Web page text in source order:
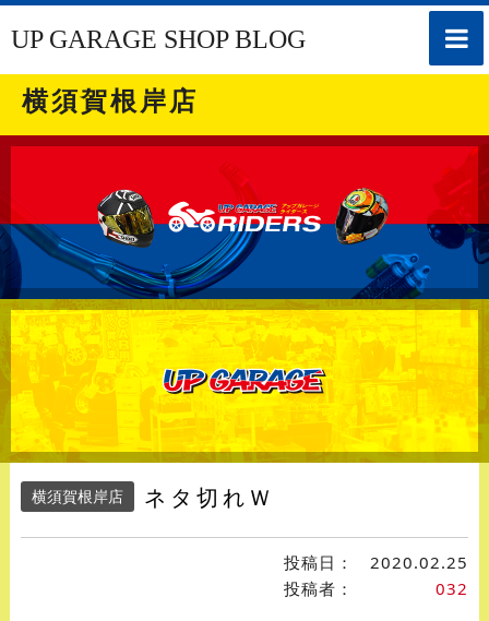
toggle
UP GARAGE SHOP BLOG
横須賀根岸店
横須賀根岸店 ネタ切れＷ
投稿日：
2020.02.25
投稿者：
032